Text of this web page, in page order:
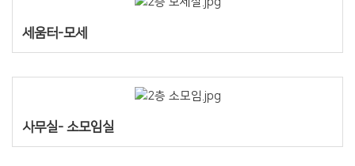
세움터-모세
사무실- 소모임실